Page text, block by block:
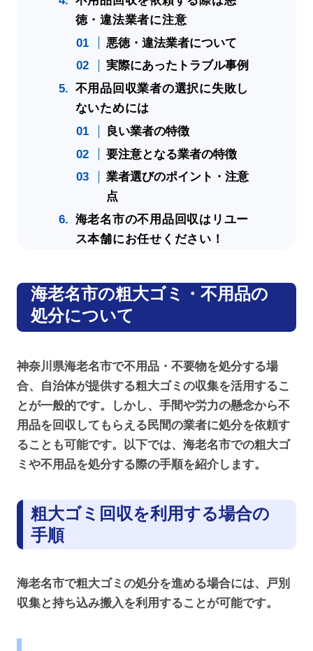
徳・違法業者に注意
悪徳・違法業者について
実際にあったトラブル事例
不用品回収業者の選択に失敗し
ないためには
良い業者の特徴
要注意となる業者の特徴
業者選びのポイント・注意
点
海老名市の不用品回収はリユー
ス本舗にお任せください！
海老名市の粗大ゴミ・不用品の
処分について
神奈川県海老名市で不用品・不要物を処分する場
合、自治体が提供する粗大ゴミの収集を活用するこ
とが一般的です。しかし、手間や労力の懸念から不
用品を回収してもらえる民間の業者に処分を依頼す
ることも可能です。以下では、海老名市での粗大ゴ
ミや不用品を処分する際の手順を紹介します。
粗大ゴミ回収を利用する場合の
手順
海老名市で粗大ゴミの処分を進める場合には、戸別
収集と持ち込み搬入を利用することが可能です。